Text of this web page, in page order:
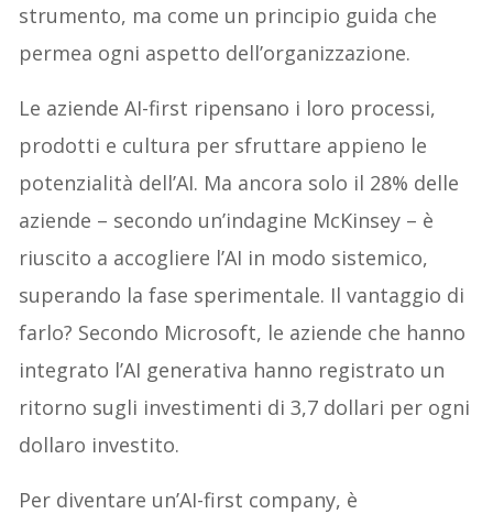
strumento, ma come un principio guida che
permea ogni aspetto dell’organizzazione.
Le aziende AI-first ripensano i loro processi,
prodotti e cultura per sfruttare appieno le
potenzialità dell’AI. Ma ancora solo il 28% delle
aziende – secondo un’indagine McKinsey – è
riuscito a accogliere l’AI in modo sistemico,
superando la fase sperimentale. Il vantaggio di
farlo? Secondo Microsoft, le aziende che hanno
integrato l’AI generativa hanno registrato un
ritorno sugli investimenti di 3,7 dollari per ogni
dollaro investito.
Per diventare un’AI-first company, è